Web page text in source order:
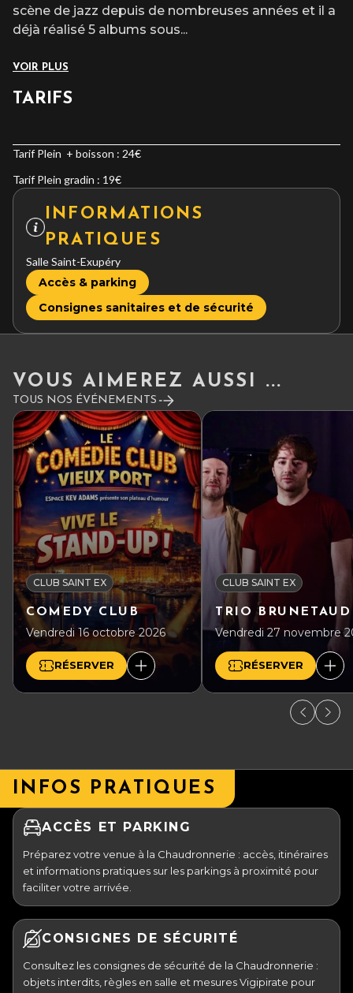
scène de jazz depuis de nombreuses années et il a
déjà réalisé 5 albums sous...
VOIR PLUS
TARIFS
Tarif Plein + boisson : 24€
Tarif Plein gradin : 19€
INFORMATIONS
PRATIQUES
Salle Saint-Exupéry
Accès & parking
Consignes sanitaires et de sécurité
VOUS AIMEREZ AUSSI ...
TOUS NOS ÉVÉNEMENTS
CLUB SAINT EX
COMEDY CLUB
Vendredi 16 octobre 2026
RÉSERVER
CLUB SAINT EX
TRIO BRUNETAUD
Vendredi 27 novembre
RÉSERVER
INFOS PRATIQUES
ACCÈS ET PARKING
Préparez votre venue à la Chaudronnerie : accès, itinéraires
et informations pratiques sur les parkings à proximité pour
faciliter votre arrivée.
CONSIGNES DE SÉCURITÉ
Consultez les consignes de sécurité de la Chaudronnerie :
objets interdits, règles en salle et mesures Vigipirate pour